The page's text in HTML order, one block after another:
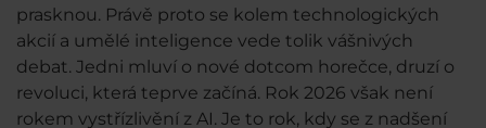
prasknou. Právě proto se kolem technologických
akcií a umělé inteligence vede tolik vášnivých
debat. Jedni mluví o nové dotcom horečce, druzí o
revoluci, která teprve začíná. Rok 2026 však není
rokem vystřízlivění z AI. Je to rok, kdy se z nadšení